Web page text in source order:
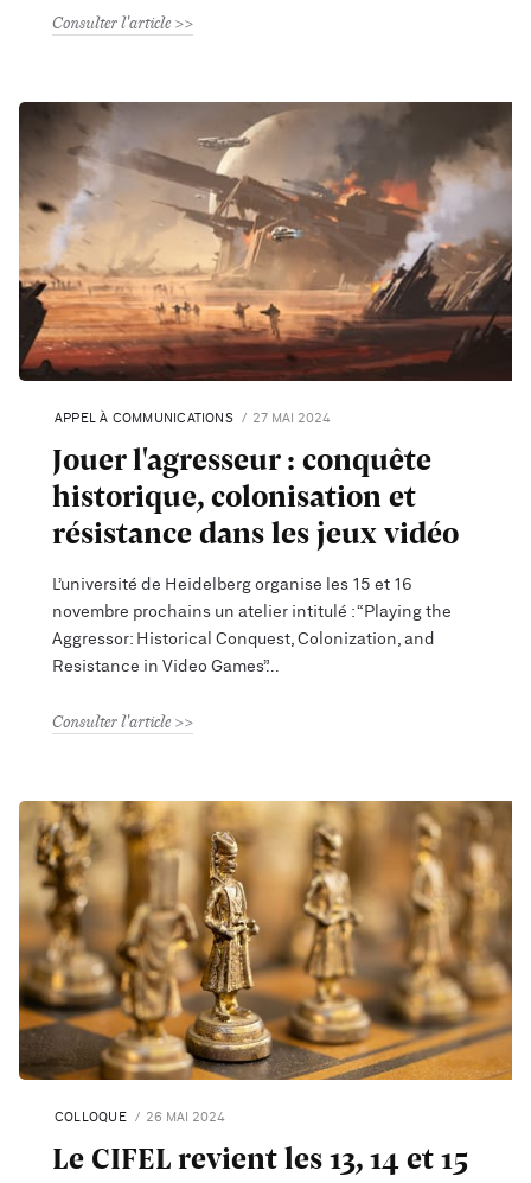
Consulter l'article
APPEL À COMMUNICATIONS 27 MAI 2024
Jouer l'agresseur : conquête
historique, colonisation et
résistance dans les jeux vidéo
L’université de Heidelberg organise les 15 et 16
novembre prochains un atelier intitulé : “Playing the
Aggressor: Historical Conquest, Colonization, and
Resistance in Video Games”
Consulter l'article
COLLOQUE 26 MAI 2024
Le CIFEL revient les 13, 14 et 15